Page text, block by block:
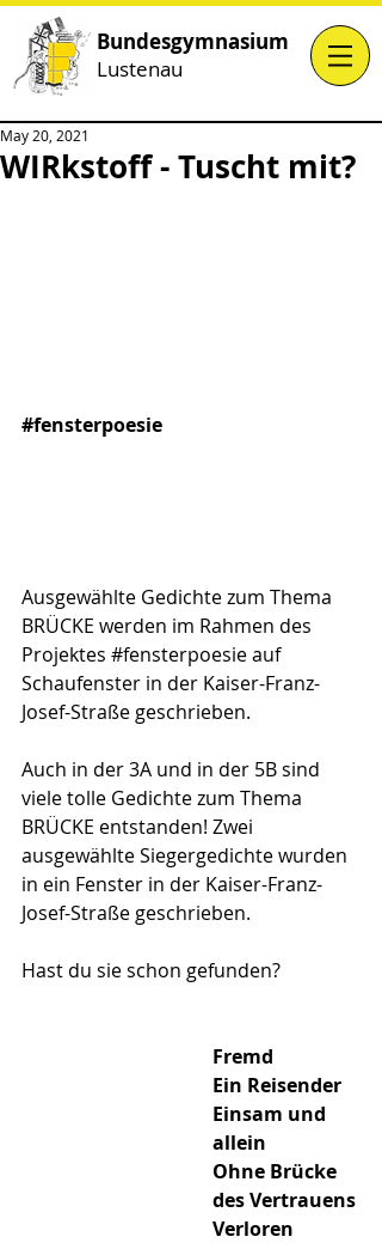
Bundesgymnasium
Lustenau
WIRkstoff - Tuscht mit?
May 20, 2021
#fensterpoesie
Ausgewählte Gedichte zum Thema
BRÜCKE werden im Rahmen des
Projektes #fensterpoesieauf
Schaufenster in der Kaiser-Franz-
Josef-Straße geschrieben.
Auch in der 3A und in der 5B sind
viele tolle Gedichte zum Thema
BRÜCKE entstanden! Zwei
ausgewählte Siegergedichte wurden
in ein Fenster in der Kaiser-Franz-
Josef-Straße geschrieben.
Hast du sie schon gefunden?
Fremd
Ein Reisender
Einsam und
allein
Ohne Brücke
des Vertrauens
Verloren